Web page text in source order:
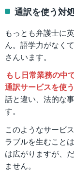
通訳を使う対
もっとも弁護士に
ん。語学力がなく
さんいます。
もし日常業務の中
通訳サービスを使
話と違い、法的な
す。
このようなサービ
ラブルを生むこと
は広がりますが、
ません。